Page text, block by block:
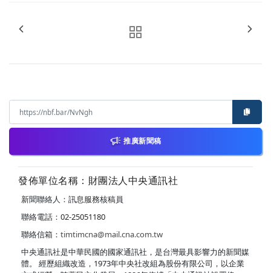
推廣新聞稿
發佈單位名稱：財團法人中央通訊社
新聞聯絡人：訊息服務核稿員
聯絡電話：02-25051180
聯絡信箱： timtimcna@mail.cna.com.tw
中央通訊社是中華民國的國家通訊社，是台灣最具影響力的新聞媒
體。 經歷組織改造，1973年中央社改組為股份有限公司，以企業